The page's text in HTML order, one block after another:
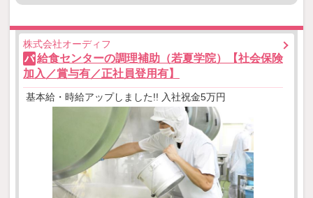
株式会社オーディフ
パ 給食センターの調理補助（若夏学院）【社会保険
加入／賞与有／正社員登用有】
基本給・時給アップしました!! 入社祝金5万円